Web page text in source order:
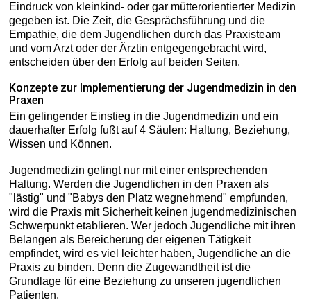
Eindruck von kleinkind- oder gar mütterorientierter Medizin
gegeben ist. Die Zeit, die Gesprächsführung und die
Empathie, die dem Jugendlichen durch das Praxisteam
und vom Arzt oder der Ärztin entgegengebracht wird,
entscheiden über den Erfolg auf beiden Seiten.
Konzepte zur Implementierung der Jugendmedizin in den
Praxen
Ein gelingender Einstieg in die Jugendmedizin und ein
dauerhafter Erfolg fußt auf 4 Säulen: Haltung, Beziehung,
Wissen und Können.
Jugendmedizin gelingt nur mit einer entsprechenden
Haltung. Werden die Jugendlichen in den Praxen als
"lästig" und "Babys den Platz wegnehmend" empfunden,
wird die Praxis mit Sicherheit keinen jugendmedizinischen
Schwerpunkt etablieren. Wer jedoch Jugendliche mit ihren
Belangen als Bereicherung der eigenen Tätigkeit
empfindet, wird es viel leichter haben, Jugendliche an die
Praxis zu binden. Denn die Zugewandtheit ist die
Grundlage für eine Beziehung zu unseren jugendlichen
Patienten.